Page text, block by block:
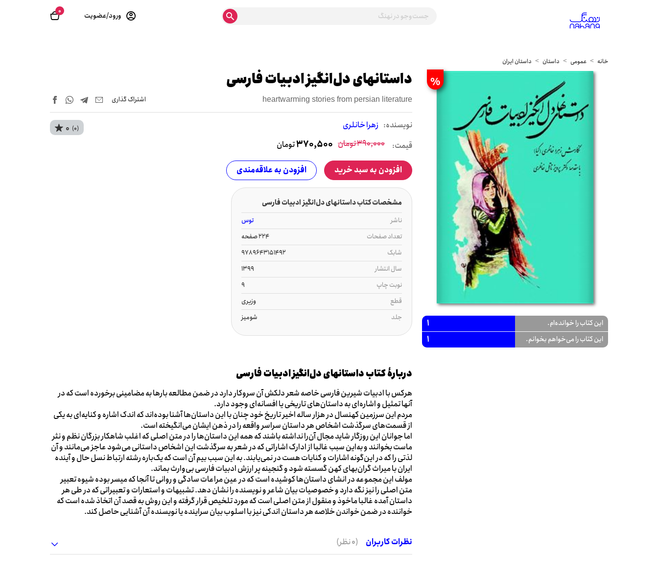
0 ورود/عضویت
خانه عمومی داستان داستان ایران
%
این کتاب را خوانده‌ام. 1
این کتاب را می‌خواهم بخوانم. 1
داستانهای دل‌انگیز ادبیات فارسی
heartwarming stories from persian literature اشتراک‌ گذاری
نويسنده: زهرا خانلری 0 (0)
قیمت: 390,000تومان 370,500تومان
افزودن به سبد خرید افزودن به علاقه‌مندی
مشخصات کتاب داستانهای دل‌انگیز ادبیات فارسی
ناشر
توس
تعداد صفحات
224 صفحه
شابک
9789643151492
سال انتشار
1399
نوبت چاپ
9
قطع
وزیری
جلد
شومیز
دربارۀ کتاب داستانهای دل‌انگیز ادبیات فارسی
هرکس با ادبیات شیرین فارسی خاصه شعر دلکش آن سروکار دارد در ضمن مطالعه بارها به مضامینی برخورده است که در
آنها تمثیل و اشاره‌ای به داستان‌های تاریخی یا افسانه‌ای وجود دارد.
مردم این سرزمین کهنسال در هزار ساله اخیر تاریخ خود چنان با این داستان‌ها آشنا بوده‌اند که اندک اشاره و کنایه‌ای به یکی
از قسمت‌های سرگذشت اشخاص هر داستان سراسر واقعه را در ذهن ایشان می‌انگیخته است.
اما جوانان این روزگار شاید مجال آن‌را نداشته باشند که همه این داستان‌ها را در متن اصلی که اغلب شاهکار بزرگان نظم و نثر
ماست بخوانند و به‌این سبب غالبا از ادارک اشاراتی که در شعر به سرگذشت این اشخاص داستانی می‌شود عاجز می‌مانند و آن
لذتی را که در این‌گونه اشارات و کنایات هست در نمی‌یابند. به این سبب بیم آن است که یک‌باره رشته ارتباط نسل حال و آینده
ایران با میراث گران‌بهای کهن گسسته شود و گنجینه پر ارزش ادبیات فارسی بی‌وارث بماند.
مولف این مجموعه در انشای داستان‌ها کوشیده است که در عین مراعات سادگی و روانی تا آنجا که میسر بوده شیوه تعبیر
متن اصلی را نیز نگه دارد و خصوصیات بیان شاعر و نویسنده را نشان دهد. تشبیهات و استعارات و تعبیراتی که در طی هر
داستان آمده غالبا ماخوذ و منقول از متن اصلی است که مورد تلخیص قرار گرفته و این روش به قصد آن اتخاذ شده است که
خواننده در ضمن خواندن خلاصه هر داستان اندکی نیز با اسلوب بیان سراینده یا نویسنده آن آشنایی حاصل کند.
نظرات کاربران (0 نظر)